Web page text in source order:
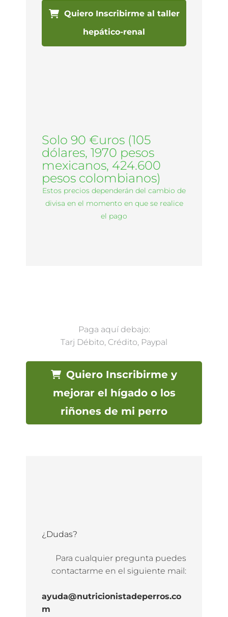
Quiero Inscribirme al taller
hepático-renal
Solo 90 €uros (105
dólares, 1970 pesos
mexicanos, 424.600
pesos colombianos)
Estos precios dependerán del cambio de
divisa en el momento en que se realice
el pago
Paga aquí debajo:
Tarj Débito, Crédito, Paypal
Quiero Inscribirme y
mejorar el hígado o los
riñones de mi perro
¿Dudas?
Para cualquier pregunta puedes
contactarme en el siguiente mail:
ayuda@nutricionistadeperros.co
m